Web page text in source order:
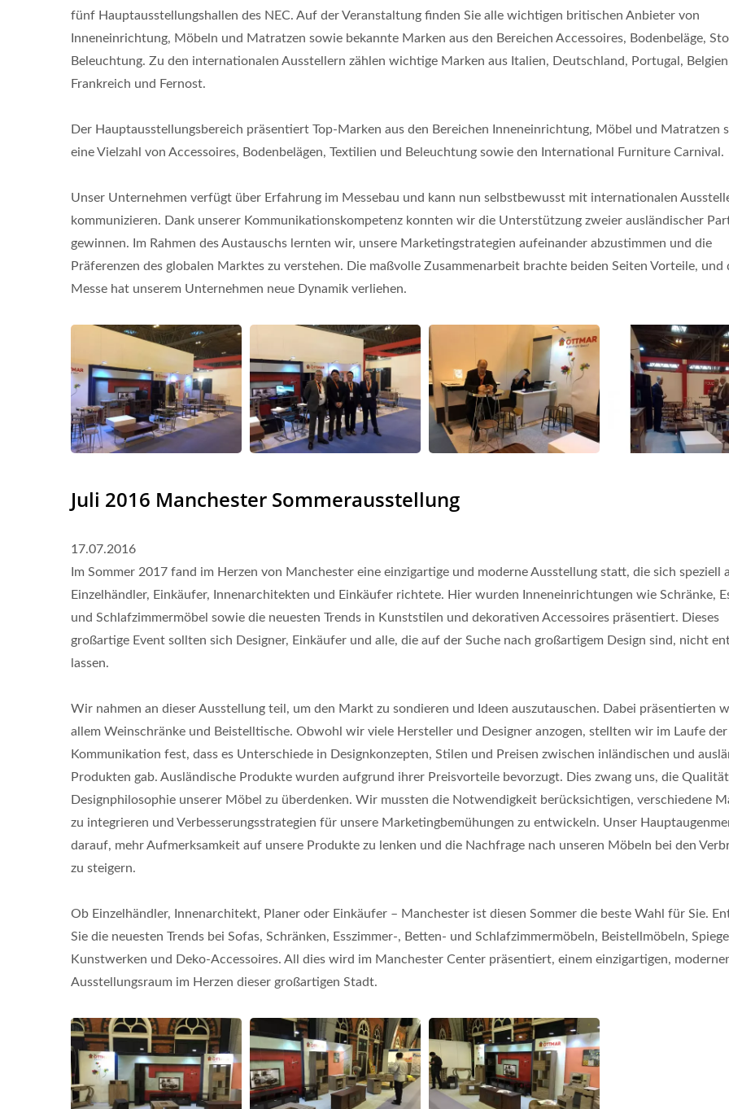
fünf Hauptausstellungshallen des NEC. Auf der Veranstaltung finden Sie alle wichtigen britischen Anbieter von
Inneneinrichtung, Möbeln und Matratzen sowie bekannte Marken aus den Bereichen Accessoires, Bodenbeläge,
Beleuchtung. Zu den internationalen Ausstellern zählen wichtige Marken aus Italien, Deutschland, Portugal,
Frankreich und Fernost.
Der Hauptausstellungsbereich präsentiert Top-Marken aus den Bereichen Inneneinrichtung, Möbel und Matratzen
eine Vielzahl von Accessoires, Bodenbelägen, Textilien und Beleuchtung sowie den International Furniture Carnival.
Unser Unternehmen verfügt über Erfahrung im Messebau und kann nun selbstbewusst mit internationalen
kommunizieren. Dank unserer Kommunikationskompetenz konnten wir die Unterstützung zweier ausländischer
gewinnen. Im Rahmen des Austauschs lernten wir, unsere Marketingstrategien aufeinander abzustimmen und die
Präferenzen des globalen Marktes zu verstehen. Die maßvolle Zusammenarbeit brachte beiden Seiten Vorteile, und
Messe hat unserem Unternehmen neue Dynamik verliehen.
Juli 2016 Manchester Sommerausstellung
17.07.2016
Im Sommer 2017 fand im Herzen von Manchester eine einzigartige und moderne Ausstellung statt, die sich speziell
Einzelhändler, Einkäufer, Innenarchitekten und Einkäufer richtete. Hier wurden Inneneinrichtungen wie Schränke,
und Schlafzimmermöbel sowie die neuesten Trends in Kunststilen und dekorativen Accessoires präsentiert. Dieses
großartige Event sollten sich Designer, Einkäufer und alle, die auf der Suche nach großartigem Design sind, nicht
lassen.
Wir nahmen an dieser Ausstellung teil, um den Markt zu sondieren und Ideen auszutauschen. Dabei präsentierten
allem Weinschränke und Beistelltische. Obwohl wir viele Hersteller und Designer anzogen, stellten wir im Laufe der
Kommunikation fest, dass es Unterschiede in Designkonzepten, Stilen und Preisen zwischen inländischen und
Produkten gab. Ausländische Produkte wurden aufgrund ihrer Preisvorteile bevorzugt. Dies zwang uns, die
Designphilosophie unserer Möbel zu überdenken. Wir mussten die Notwendigkeit berücksichtigen, verschiedene
zu integrieren und Verbesserungsstrategien für unsere Marketingbemühungen zu entwickeln. Unser
darauf, mehr Aufmerksamkeit auf unsere Produkte zu lenken und die Nachfrage nach unseren Möbeln bei den
zu steigern.
Ob Einzelhändler, Innenarchitekt, Planer oder Einkäufer – Manchester ist diesen Sommer die beste Wahl für Sie.
Sie die neuesten Trends bei Sofas, Schränken, Esszimmer-, Betten- und Schlafzimmermöbeln, Beistellmöbeln,
Kunstwerken und Deko-Accessoires. All dies wird im Manchester Center präsentiert, einem einzigartigen,
Ausstellungsraum im Herzen dieser großartigen Stadt.